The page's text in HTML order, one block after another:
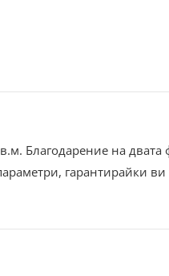
Благодарение на двата
гарантирайки